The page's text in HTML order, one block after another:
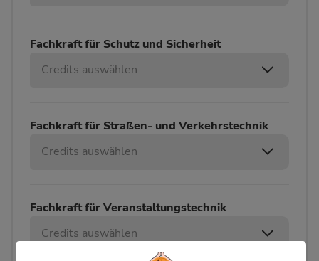
Fachkraft für Schutz und Sicherheit
Credits auswählen
Fachkraft für Straßen- und Verkehrstechnik
Credits auswählen
Fachkraft für Veranstaltungstechnik
Credits auswählen